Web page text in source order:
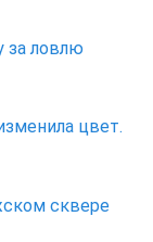
за ловлю
цвет.
сквере